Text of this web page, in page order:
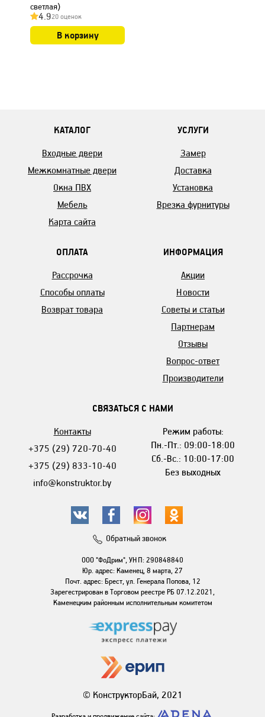
светлая)
4.920 оценок
В корзину
КАТАЛОГ
Входные двери
Межкомнатные двери
Окна ПВХ
Мебель
Карта сайта
УСЛУГИ
Замер
Доставка
Установка
Врезка фурнитуры
ОПЛАТА
Рассрочка
Способы оплаты
Возврат товара
ИНФОРМАЦИЯ
Акции
Новости
Советы и статьи
Партнерам
Отзывы
Вопрос-ответ
Производители
СВЯЗАТЬСЯ С НАМИ
Контакты
+375 (29) 720-70-40
+375 (29) 833-10-40
info@konstruktor.by
Режим работы:
Пн.-Пт.: 09:00-18:00
Сб.-Вс.: 10:00-17:00
Без выходных
Обратный звонок
ООО "ФоДрим", УНП: 290848840
Юр. адрес: Каменец, 8 марта, 27
Почт. адрес: Брест, ул. Генерала Попова, 12
Зарегестрирован в Торговом реестре РБ 07.12.2021,
Каменецким районным исполнительным комитетом
© КонструкторБай, 2021